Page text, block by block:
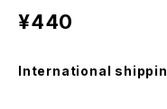
¥440
International